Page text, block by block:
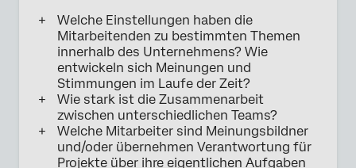
Welche Einstellungen haben die
Mitarbeitenden zu bestimmten Themen
innerhalb des Unternehmens? Wie
entwickeln sich Meinungen und
Stimmungen im Laufe der Zeit?
Wie stark ist die Zusammenarbeit
zwischen unterschiedlichen Teams?
Welche Mitarbeiter sind Meinungsbildner
und/oder übernehmen Verantwortung für
Projekte über ihre eigentlichen Aufgaben